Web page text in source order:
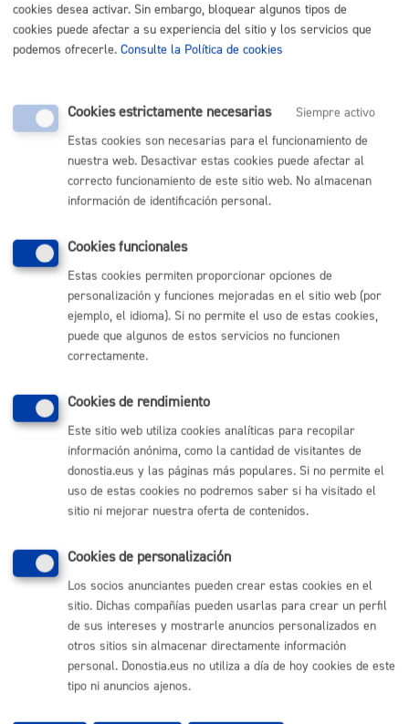
Registro General: aportar documentación a un expediente
Online con certificado electrónico
PRESENCIAL
TELÉFONO
MÁQUINA
Comunícate con el Ayuntamiento de Donostia / San
Sebastián
(gratuito desde Donostia / San Sebastián)
Buzón de la ciudadanía
Informar de un error en la web
Enlaces útiles
Ofertas de empleo
Sede electrónica
Mapas - GeoDonostia
Sala de prensa
Mapa web
Otras páginas web corporativas
Donostia Kirola
cookies desea activar. Sin embargo, bloquear algunos tipos de
cookies puede afectar a su experiencia del sitio y los servicios que
podemos ofrecerle. Consulte la Política de cookies
Cookies estrictamente necesarias
Siempre activo
Estas cookies son necesarias para el funcionamiento de
nuestra web. Desactivar estas cookies puede afectar al
correcto funcionamiento de este sitio web. No almacenan
información de identificación personal.
Cookies funcionales
Estas cookies permiten proporcionar opciones de
personalización y funciones mejoradas en el sitio web (por
ejemplo, el idioma). Si no permite el uso de estas cookies,
puede que algunos de estos servicios no funcionen
correctamente.
Cookies de rendimiento
Este sitio web utiliza cookies analíticas para recopilar
información anónima, como la cantidad de visitantes de
donostia.eus y las páginas más populares. Si no permite el
uso de estas cookies no podremos saber si ha visitado el
sitio ni mejorar nuestra oferta de contenidos.
Cookies de personalización
Los socios anunciantes pueden crear estas cookies en el
sitio. Dichas compañías pueden usarlas para crear un perfil
de sus intereses y mostrarle anuncios personalizados en
otros sitios sin almacenar directamente información
personal. Donostia.eus no utiliza a día de hoy cookies de este
tipo ni anuncios ajenos.